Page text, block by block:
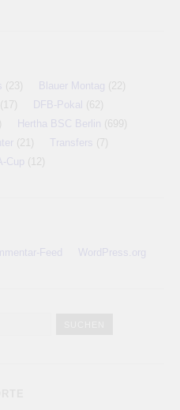
(23) Blauer Montag (22)
(17) DFB-Pokal (62)
Hertha BSC Berlin (699)
(21) Transfers (7)
Cup (12)
Feed WordPress.org